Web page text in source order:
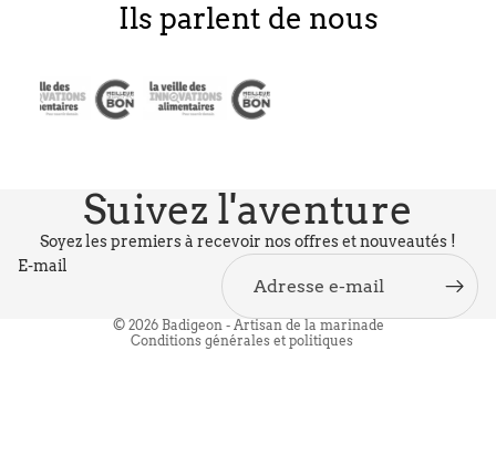
Ils parlent de nous
Suivez l'aventure
Soyez les premiers à recevoir nos offres et nouveautés !
E-mail
© 2026 Badigeon - Artisan de la marinade
Conditions générales et politiques
Politique d’expédition
Conditions générales de vente
Mentions légales